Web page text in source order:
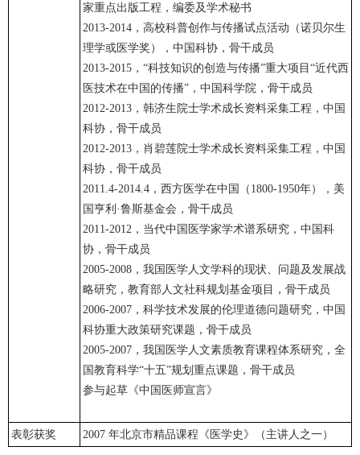
家重点出版工程，编委及学术秘书
2013-2014，高校科普创作与传播试点活动（诺贝尔生
理学或医学奖），中国科协，骨干成员
2013-2015，“科技知识的创造与传播”重大项目“近代西
医技术在中国的传播”，中国科学院，骨干成员
2012-2013，韩济生院士学术成长资料采集工程，中国
科协，骨干成员
2012-2013，肖碧莲院士学术成长资料采集工程，中国
科协，骨干成员
2011.4-2014.4，西方医学在中国（1800-1950年），美
国亨利·鲁斯基金会，骨干成员
2011-2012，当代中国医学家学术谱系研究，中国科
协，骨干成员
2005-2008，我国医学人文学科的现状、问题及发展战
略研究，教育部人文社科规划基金项目，骨干成员
2006-2007，科学技术发展的伦理道德问题研究，中国
科协重大政策研究课题，骨干成员
2005-2007，我国医学人文素质教育课程体系研究，全
国教育科学“十五”规划重点课题，骨干成员
参与起草《中国医师宣言》
表彰获奖 2007 年北京市精品课程《医学史》（主讲人之一）